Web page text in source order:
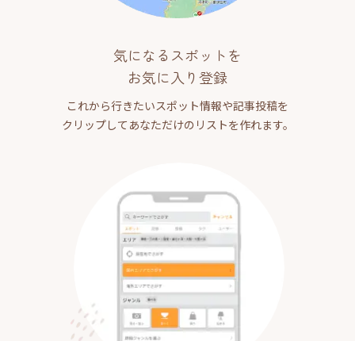
気になるスポットを
お気に入り登録
これから行きたいスポット情報や記事投稿を
クリップしてあなただけのリストを作れます。